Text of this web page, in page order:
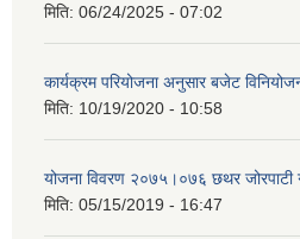
मिति: 06/24/2025 - 07:02
कार्यक्रम परियोजना अनुसार बजेट
मिति: 10/19/2020 - 10:58
योजना विवरण २०७५।०७६ छथर जोरपाटी
मिति: 05/15/2019 - 16:47